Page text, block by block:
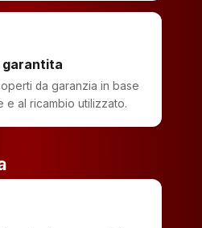
garantita
da garanzia in base
e al ricambio utilizzato.